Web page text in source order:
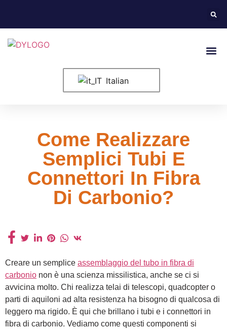
Italian
Come Realizzare
Semplici Tubi E
Connettori In Fibra
Di Carbonio?
Creare un semplice assemblaggio del tubo in fibra di
carbonio non è una scienza missilistica, anche se ci si
avvicina molto. Chi realizza telai di telescopi, quadcopter o
parti di aquiloni ad alta resistenza ha bisogno di qualcosa di
leggero ma rigido. È qui che brillano i tubi e i connettori in
fibra di carbonio. Vediamo come questi componenti si